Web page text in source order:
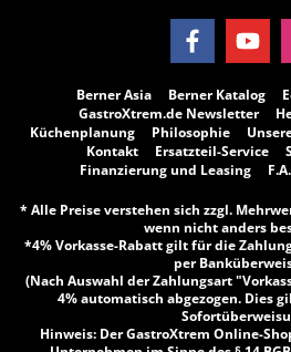
Berner Asia Berner Katalog
GastroXtrem.de Newsletter
Küchenplanung
Philosophie
Kontakt
Ersatzteil-Service
Finanzierung und Leasing
* Alle Preise verstehen sich zzgl.
wenn nicht anders
*4% Vorkasse-Rabatt gilt für die
per
(Nach Auswahl der Zahlungsart
4% automatisch abgezogen. Dies
Hinweis: Der GastroXtrem Online-